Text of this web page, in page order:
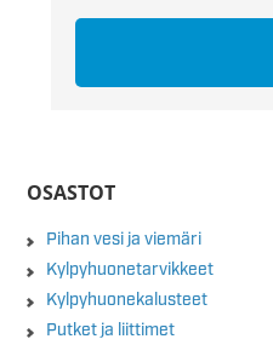
OSASTOT
Pihan vesi ja viemäri
Kylpyhuonetarvikkeet
Kylpyhuonekalusteet
Putket ja liittimet